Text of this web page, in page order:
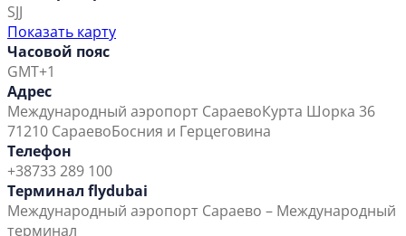
SJJ
Показать карту
Часовой пояс
GMT+1
Адрес
Международный аэропорт СараевоКурта Шорка 36
71210 СараевоБосния и Герцеговина
Телефон
+38733 289 100
Терминал flydubai
Международный аэропорт Сараево – Международный
терминал